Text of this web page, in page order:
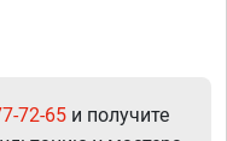
72-65 и получите